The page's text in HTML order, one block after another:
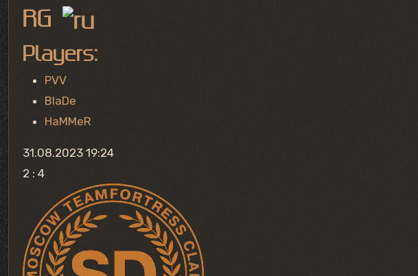
RG
Players:
PVV
BlaDe
HaMMeR
31.08.2023 19:24
2 : 4